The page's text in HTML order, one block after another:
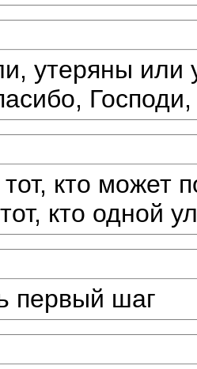
утеряны
кто может
кто одной
первый шаг